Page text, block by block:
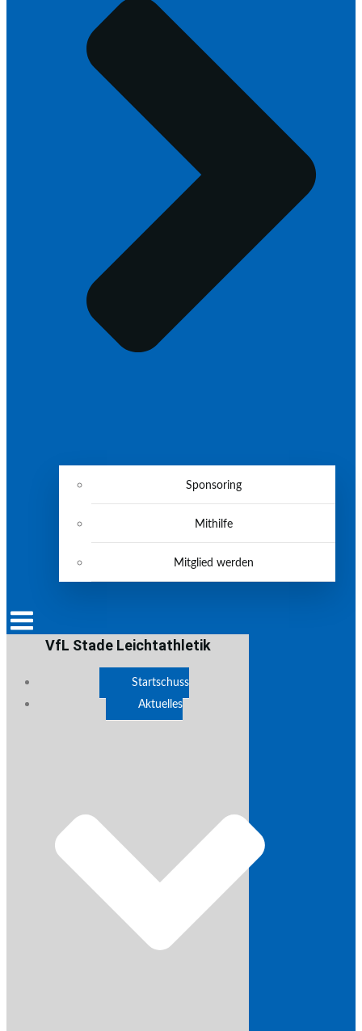
Sponsoring
Mithilfe
Mitglied werden
VfL Stade Leichtathletik
Startschuss
Aktuelles